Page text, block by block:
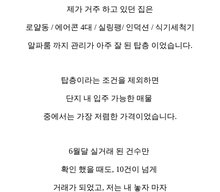
제가 거주 하고 있던 집은
로얄동 / 에어콘 4대 / 실링팽/ 인덕션 / 식기세척기
알파룸 까지 관리가 아주 잘 된 탑층 이었습니다.
탑층이라는 조건을 제외하면
단지 내 입주 가능한 매물
중에서는 가장 저렴한 가격이었습니다.
6월달 실거래 된 건수만
확인 했을 때도, 10건이 넘게
거래가 되었고, 저는 내 놓자 마자